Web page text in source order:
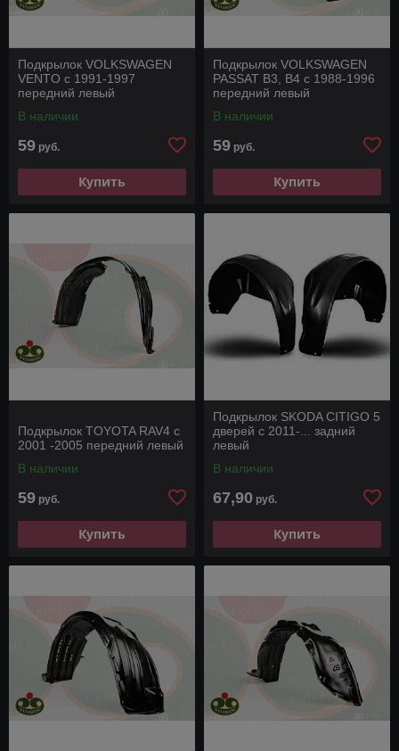
Подкрылок VOLKSWAGEN
VENTO с 1991-1997
передний левый
В наличии
59 руб.
Купить
Подкрылок VOLKSWAGEN
PASSAT B3, B4 с 1988-1996
передний левый
В наличии
59 руб.
Купить
Подкрылок TOYOTA RAV4 с
2001 -2005 передний левый
В наличии
59 руб.
Купить
Подкрылок SKODA CITIGO 5
дверей с 2011-... задний
левый
В наличии
67,90 руб.
Купить